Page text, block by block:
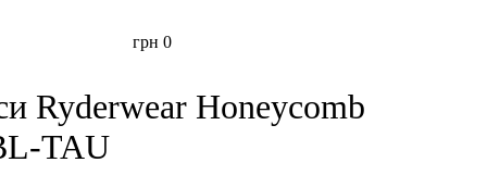
грн 0
Ryderwear Honeycomb
TAU